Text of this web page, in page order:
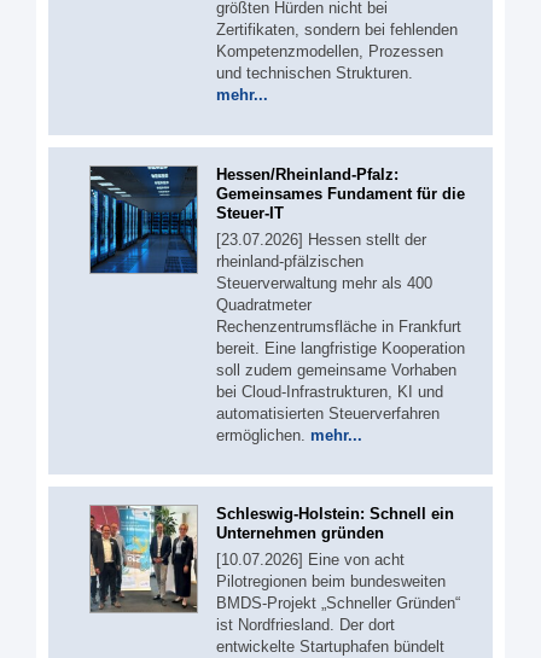
größten Hürden nicht bei
Zertifikaten, sondern bei fehlenden
Kompetenzmodellen, Prozessen
und technischen Strukturen.
mehr...
Hessen/Rheinland-Pfalz:
Gemeinsames Fundament für die
Steuer-IT
[23.07.2026] Hessen stellt der
rheinland-pfälzischen
Steuerverwaltung mehr als 400
Quadratmeter
Rechenzentrumsfläche in Frankfurt
bereit. Eine langfristige Kooperation
soll zudem gemeinsame Vorhaben
bei Cloud-Infrastrukturen, KI und
automatisierten Steuerverfahren
ermöglichen. mehr...
Schleswig-Holstein: Schnell ein
Unternehmen gründen
[10.07.2026] Eine von acht
Pilotregionen beim bundesweiten
BMDS-Projekt „Schneller Gründen“
ist Nordfriesland. Der dort
entwickelte Startuphafen bündelt